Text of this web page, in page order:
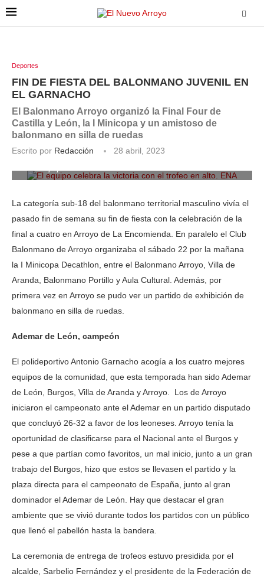
Deportes
FIN DE FIESTA DEL BALONMANO JUVENIL EN
EL GARNACHO
El Balonmano Arroyo organizó la Final Four de
Castilla y León, la I Minicopa y un amistoso de
balonmano en silla de ruedas
Escrito por Redacción
28 abril, 2023
La categoría sub-18 del balonmano territorial masculino vivía el
pasado fin de semana su fin de fiesta con la celebración de la
final a cuatro en Arroyo de La Encomienda. En paralelo el Club
Balonmano de Arroyo organizaba el sábado 22 por la mañana
la I Minicopa Decathlon, entre el Balonmano Arroyo, Villa de
Aranda, Balonmano Portillo y Aula Cultural. Además, por
primera vez en Arroyo se pudo ver un partido de exhibición de
balonmano en silla de ruedas.
Ademar de León, campeón
El polideportivo Antonio Garnacho acogía a los cuatro mejores
equipos de la comunidad, que esta temporada han sido Ademar
de León, Burgos, Villa de Aranda y Arroyo. Los de Arroyo
iniciaron el campeonato ante el Ademar en un partido disputado
que concluyó 26-32 a favor de los leoneses. Arroyo tenía la
oportunidad de clasificarse para el Nacional ante el Burgos y
pese a que partían como favoritos, un mal inicio, junto a un gran
trabajo del Burgos, hizo que estos se llevasen el partido y la
plaza directa para el campeonato de España, junto al gran
dominador el Ademar de León. Hay que destacar el gran
ambiente que se vivió durante todos los partidos con un público
que llenó el pabellón hasta la bandera.
La ceremonia de entrega de trofeos estuvo presidida por el
alcalde, Sarbelio Fernández y el presidente de la Federación de